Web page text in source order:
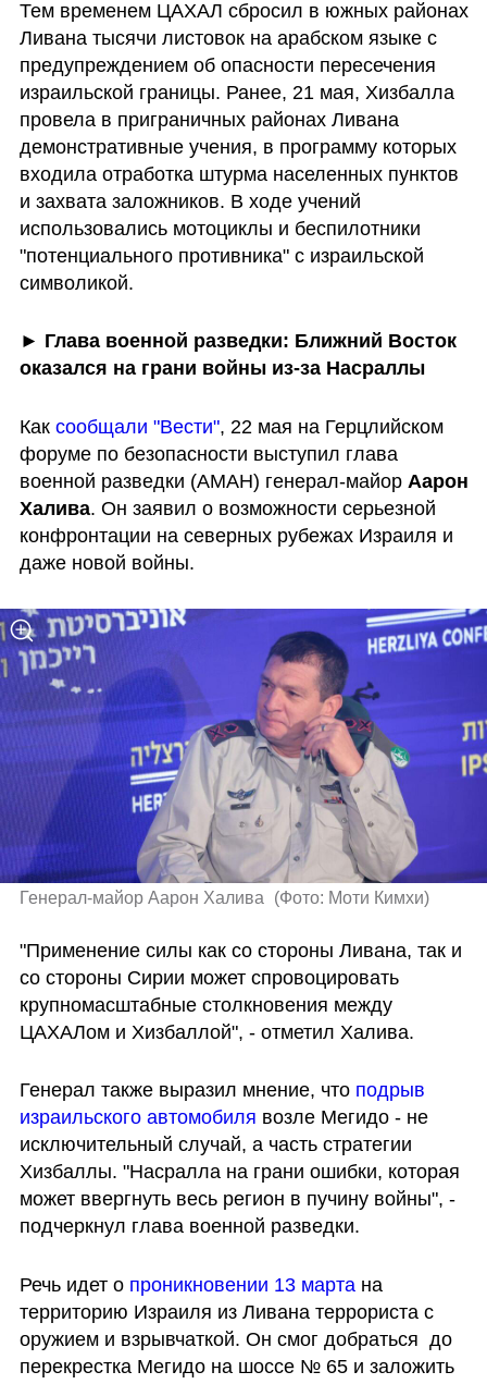
Тем временем ЦАХАЛ сбросил в южных районах
Ливана тысячи листовок на арабском языке с
предупреждением об опасности пересечения
израильской границы. Ранее, 21 мая, Хизбалла
провела в приграничных районах Ливана
демонстративные учения, в программу которых
входила отработка штурма населенных пунктов
и захвата заложников. В ходе учений
использовались мотоциклы и беспилотники
"потенциального противника" с израильской
символикой.
► Глава военной разведки: Ближний Восток
оказался на грани войны из-за Насраллы
Как сообщали "Вести", 22 мая на Герцлийском
форуме по безопасности выступил глава
военной разведки (АМАН) генерал-майор Аарон
Халива. Он заявил о возможности серьезной
конфронтации на северных рубежах Израиля и
даже новой войны.
Генерал-майор Аарон Халива (Фото: Моти Кимхи)
"Применение силы как со стороны Ливана, так и
со стороны Сирии может спровоцировать
крупномасштабные столкновения между
ЦАХАЛом и Хизбаллой", - отметил Халива.
Генерал также выразил мнение, что подрыв
израильского автомобиля возле Мегидо - не
исключительный случай, а часть стратегии
Хизбаллы. "Насралла на грани ошибки, которая
может ввергнуть весь регион в пучину войны", -
подчеркнул глава военной разведки.
Речь идет о проникновении 13 марта на
территорию Израиля из Ливана террориста с
оружием и взрывчаткой. Он смог добраться  до
перекрестка Мегидо на шоссе № 65 и заложить